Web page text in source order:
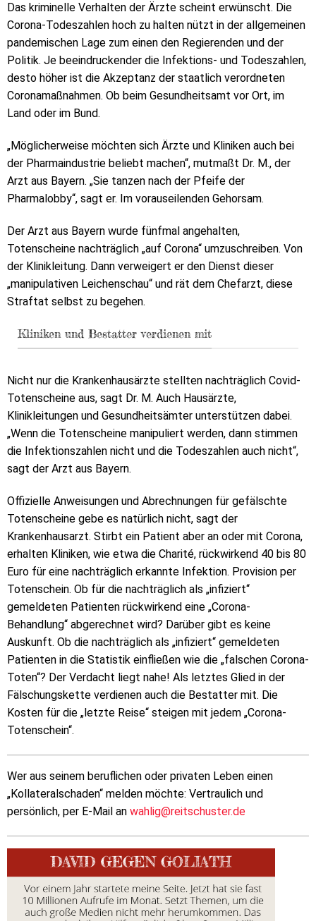
Das kriminelle Verhalten der Ärzte scheint erwünscht. Die
Corona-Todeszahlen hoch zu halten nützt in der allgemeinen
pandemischen Lage zum einen den Regierenden und der
Politik. Je beeindruckender die Infektions- und Todeszahlen,
desto höher ist die Akzeptanz der staatlich verordneten
Coronamaßnahmen. Ob beim Gesundheitsamt vor Ort, im
Land oder im Bund.
„Möglicherweise möchten sich Ärzte und Kliniken auch bei
der Pharmaindustrie beliebt machen“, mutmaßt Dr. M., der
Arzt aus Bayern. „Sie tanzen nach der Pfeife der
Pharmalobby“, sagt er. Im vorauseilenden Gehorsam.
Der Arzt aus Bayern wurde fünfmal angehalten,
Totenscheine nachträglich „auf Corona“ umzuschreiben. Von
der Klinikleitung. Dann verweigert er den Dienst dieser
„manipulativen Leichenschau“ und rät dem Chefarzt, diese
Straftat selbst zu begehen.
Kliniken und Bestatter verdienen mit
Nicht nur die Krankenhausärzte stellten nachträglich Covid-
Totenscheine aus, sagt Dr. M. Auch Hausärzte,
Klinikleitungen und Gesundheitsämter unterstützen dabei.
„Wenn die Totenscheine manipuliert werden, dann stimmen
die Infektionszahlen nicht und die Todeszahlen auch nicht“,
sagt der Arzt aus Bayern.
Offizielle Anweisungen und Abrechnungen für gefälschte
Totenscheine gebe es natürlich nicht, sagt der
Krankenhausarzt. Stirbt ein Patient aber an oder mit Corona,
erhalten Kliniken, wie etwa die Charité, rückwirkend 40 bis 80
Euro für eine nachträglich erkannte Infektion. Provision per
Totenschein. Ob für die nachträglich als „infiziert“
gemeldeten Patienten rückwirkend eine „Corona-
Behandlung“ abgerechnet wird? Darüber gibt es keine
Auskunft. Ob die nachträglich als „infiziert“ gemeldeten
Patienten in die Statistik einfließen wie die „falschen Corona-
Toten“? Der Verdacht liegt nahe! Als letztes Glied in der
Fälschungskette verdienen auch die Bestatter mit. Die
Kosten für die „letzte Reise“ steigen mit jedem „Corona-
Totenschein“.
Wer aus seinem beruflichen oder privaten Leben einen
„Kollateralschaden“ melden möchte: Vertraulich und
persönlich, per E-Mail an wahlig@reitschuster.de